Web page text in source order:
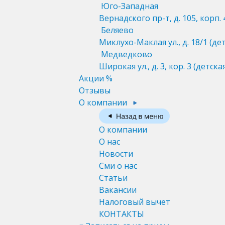
Юго-Западная
Вернадского пр-т, д. 105, корп.
Беляево
Миклухо-Маклая ул., д. 18/1
Медведково
Широкая ул., д. 3, кор. 3
Акции %
Отзывы
О компании
О компании
О нас
Новости
Сми о нас
Статьи
Вакансии
Налоговый вычет
КОНТАКТЫ